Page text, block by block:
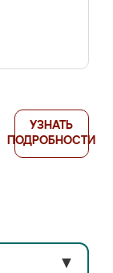
УЗНАТЬ
ПОДРОБНОСТИ
▼